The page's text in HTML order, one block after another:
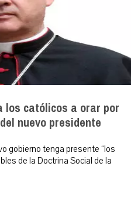
los católicos a orar por
nuevo presidente
gobierno tenga presente “los
de la Doctrina Social de la